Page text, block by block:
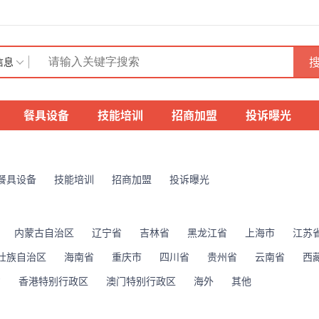
息
餐具设备 技能培训 招商加盟 投诉曝光
具设备 技能培训 招商加盟 投诉曝光
内蒙古自治区 辽宁省 吉林省 黑龙江省 上海市
江苏
族自治区
海南省 重庆市 四川省 贵州省 云南省
西
香港特别行政区 澳门特别行政区 海外 其他